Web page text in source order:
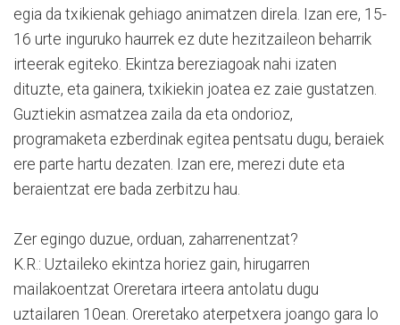
egia da txikienak gehiago animatzen direla. Izan ere, 15-
16 urte inguruko haurrek ez dute hezitzaileon beharrik
irteerak egiteko. Ekintza bereziagoak nahi izaten
dituzte, eta gainera, txikiekin joatea ez zaie gustatzen.
Guztiekin asmatzea zaila da eta ondorioz,
programaketa ezberdinak egitea pentsatu dugu, beraiek
ere parte hartu dezaten. Izan ere, merezi dute eta
beraientzat ere bada zerbitzu hau.
Zer egingo duzue, orduan, zaharrenentzat?
K.R.: Uztaileko ekintza horiez gain, hirugarren
mailakoentzat Oreretara irteera antolatu dugu
uztailaren 10ean. Oreretako aterpetxera joango gara lo